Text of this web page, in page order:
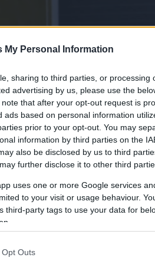
My Personal Information
sharing to third parties, or processing
advertising by us, please use the
that after your opt-out request is
ads based on personal information
prior to your opt-out. You may
information by third parties on the
also be disclosed by us to third
further disclose it to other third
uses one or more Google services
to your visit or usage behaviour.
third-party tags to use your data for
Outs